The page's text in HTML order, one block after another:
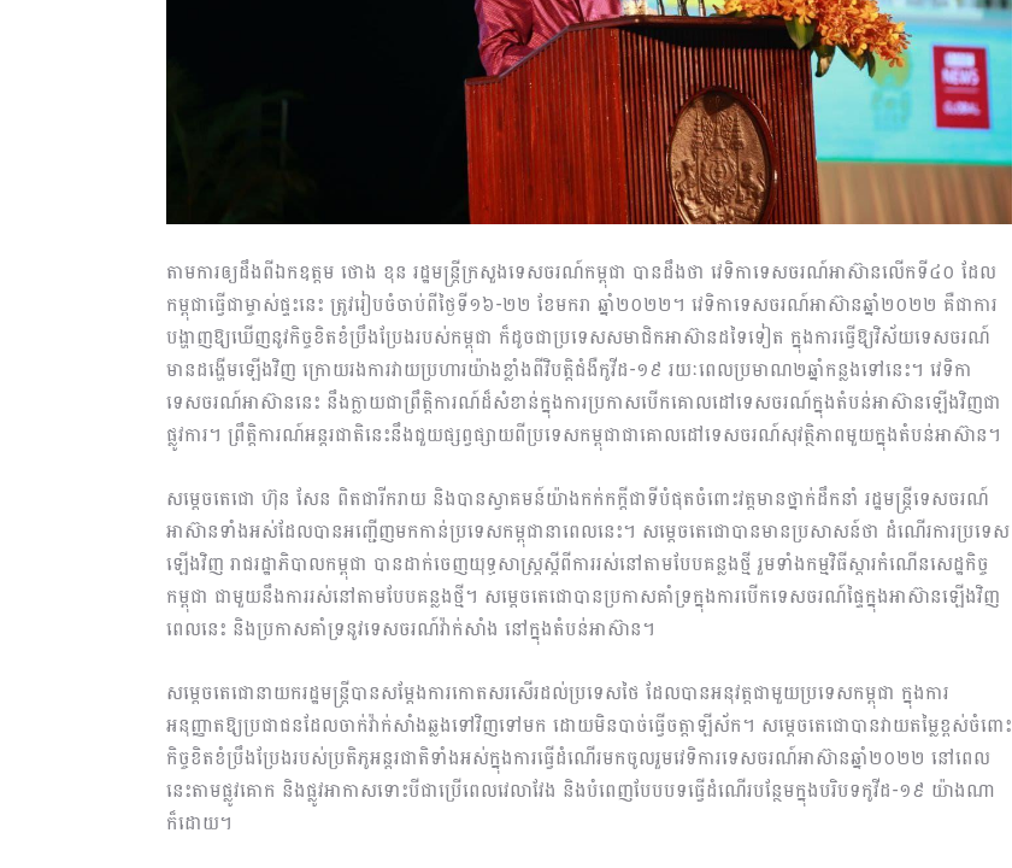
តាមការឲ្យដឹងពីឯកឧត្តម ថោង ខុន រដ្ឋមន្ត្រីក្រសួងទេសចរណ៍កម្ពុជា បានដឹងថា វេទិកាទេសចរណ៍អាស៊ានលើកទី៤០ ដែល
កម្ពុជាធ្វើជាម្ចាស់ផ្ទះនេះ ត្រូវរៀបចំចាប់ពីថ្ងៃទី១៦-២២ ខែមករា ឆ្នាំ២០២២។ វេទិកាទេសចរណ៍អាស៊ានឆ្នាំ២០២២ គឺជាការ
បង្ហាញឱ្យឃើញនូវកិច្ចខិតខំប្រឹងប្រែងរបស់កម្ពុជា ក៏ដូចជាប្រទេសសមាជិកអាស៊ានដទៃទៀត ក្នុងការធ្វើឱ្យវិស័យទេសចរណ៍
មានដង្ហើមឡើងវិញ ក្រោយរងការវាយប្រហារយ៉ាងខ្លាំងពីវិបត្តិជំងឺកូវីដ-១៩ រយៈពេលប្រមាណ២ឆ្នាំកន្លងទៅនេះ។ វេទិកា
ទេសចរណ៍អាស៊ាននេះ នឹងក្លាយជាព្រឹត្តិការណ៍ដ៏សំខាន់ក្នុងការប្រកាសបើកគោលដៅទេសចរណ៍ក្នុងតំបន់អាស៊ានឡើងវិញជា
ផ្លូវការ។ ព្រឹត្តិការណ៍អន្តរជាតិនេះនឹងជួយផ្សព្វផ្សាយពីប្រទេសកម្ពុជាជាគោលដៅទេសចរណ៍សុវត្ថិភាពមួយក្នុងតំបន់អាស៊ាន។
សម្តេចតេជោ ហ៊ុន សែន ពិតជារីករាយ និងបានស្វាគមន៍យ៉ាងកក់កក្តីជាទីបំផុតចំពោះវត្តមានថ្នាក់ដឹកនាំ រដ្ឋមន្ត្រីទេសចរណ៍
អាស៊ានទាំងអស់ដែលបានអញ្ជើញមកកាន់ប្រទេសកម្ពុជានាពេលនេះ។ សម្តេចតេជោបានមានប្រសាសន៍ថា ដំណើរការប្រទេស
ឡើងវិញ រាជរដ្ឋាភិបាលកម្ពុជា បានដាក់ចេញយុទ្ធសាស្រ្តស្តីពីការរស់នៅតាមបែបគន្លងថ្មី រួមទាំងកម្មវិធីស្តារកំណើនសេដ្ឋកិច្ច
កម្ពុជា ជាមួយនឹងការរស់នៅតាមបែបគន្លងថ្មី។ សម្តេចតេជោបានប្រកាសគាំទ្រក្នុងការបើកទេសចរណ៍ផ្ទៃក្នុងអាស៊ានឡើងវិញ
ពេលនេះ និងប្រកាសគាំទ្រនូវទេសចរណ៍វ៉ាក់សាំង នៅក្នុងតំបន់អាស៊ាន។
សម្តេចតេជោនាយករដ្ឋមន្ត្រីបានសម្តែងការកោតសរសើរដល់ប្រទេសថៃ ដែលបានអនុវត្តជាមួយប្រទេសកម្ពុជា ក្នុងការ
អនុញ្ញាតឱ្យប្រជាជនដែលចាក់វ៉ាក់សាំងឆ្លងទៅវិញទៅមក ដោយមិនបាច់ធ្វើចត្តាឡីស័ក។ សម្តេចតេជោបានវាយតម្លៃខ្ពស់ចំពោះ
កិច្ចខិតខំប្រឹងប្រែងរបស់ប្រតិភូអន្តរជាតិទាំងអស់ក្នុងការធ្វើដំណើរមកចូលរួមវេទិការទេសចរណ៍អាស៊ានឆ្នាំ២០២២ នៅពេល
នេះតាមផ្លូវគោក និងផ្លូវអាកាសទោះបីជាប្រើពេលវេលាវែង និងបំពេញបែបបទធ្វើដំណើរបន្ថែមក្នុងបរិបទកូវីដ-១៩ យ៉ាងណា
ក៏ដោយ។